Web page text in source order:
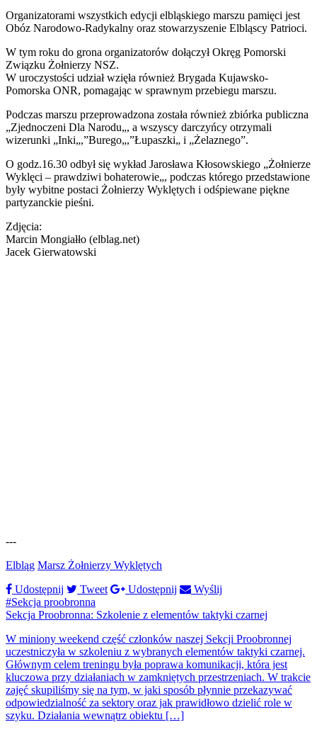
Organizatorami wszystkich edycji elbląskiego marszu pamięci jest
Obóz Narodowo-Radykalny oraz stowarzyszenie Elbląscy Patrioci.
W tym roku do grona organizatorów dołączył Okręg Pomorski
Związku Żołnierzy NSZ.
W uroczystości udział wzięła również Brygada Kujawsko-
Pomorska ONR, pomagając w sprawnym przebiegu marszu.
Podczas marszu przeprowadzona została również zbiórka publiczna
„Zjednoczeni Dla Narodu„, a wszyscy darczyńcy otrzymali
wizerunki „Inki„,”Burego„,”Łupaszki„ i „Żelaznego”.
O godz.16.30 odbył się wykład Jarosława Kłosowskiego „Żołnierze
Wyklęci – prawdziwi bohaterowie„, podczas którego przedstawione
były wybitne postaci Żołnierzy Wyklętych i odśpiewane piękne
partyzanckie pieśni.
Zdjęcia:
Marcin Mongiałło (elblag.net)
Jacek Gierwatowski
---
Elbląg Marsz Żołnierzy Wyklętych
Udostępnij
Tweet Udostępnij
Wyślij
#Sekcja proobronna
Sekcja Proobronna: Szkolenie z elementów taktyki czarnej
W miniony weekend część członków naszej Sekcji Proobronnej
uczestniczyła w szkoleniu z wybranych elementów taktyki czarnej.
Głównym celem treningu była poprawa komunikacji, która jest
kluczowa przy działaniach w zamkniętych przestrzeniach. W trakcie
zajęć skupiliśmy się na tym, w jaki sposób płynnie przekazywać
odpowiedzialność za sektory oraz jak prawidłowo dzielić role w
szyku. Działania wewnątrz obiektu […]